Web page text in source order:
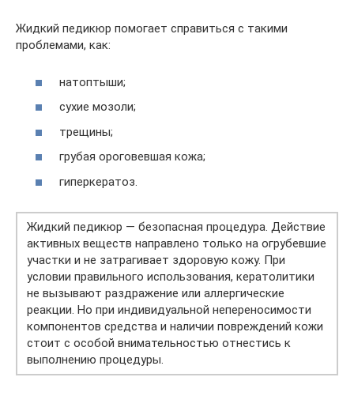
Жидкий педикюр помогает справиться с такими
проблемами, как:
натоптыши;
сухие мозоли;
трещины;
грубая ороговевшая кожа;
гиперкератоз.
Жидкий педикюр — безопасная процедура. Действие
активных веществ направлено только на огрубевшие
участки и не затрагивает здоровую кожу. При
условии правильного использования, кератолитики
не вызывают раздражение или аллергические
реакции. Но при индивидуальной непереносимости
компонентов средства и наличии повреждений кожи
стоит с особой внимательностью отнестись к
выполнению процедуры.